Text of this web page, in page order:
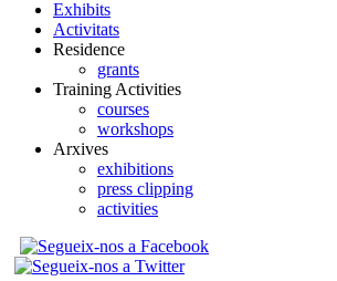
Exhibits
Activitats
Residence
grants
Training Activities
courses
workshops
Arxives
exhibitions
press clipping
activities